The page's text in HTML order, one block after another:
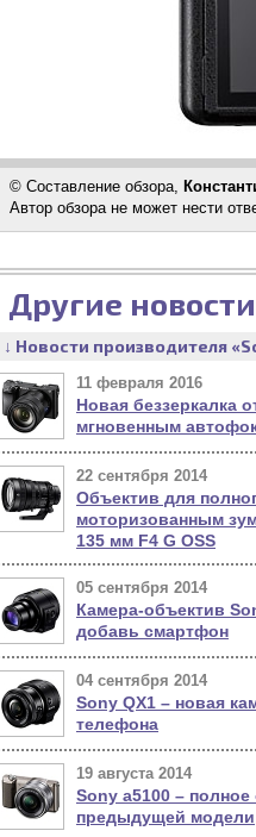
© Составление обзора,
Автор обзора не может нести
Другие
↓ Новости производителя
11 февраля 2016
Новая беззеркалка
мгновенным
22 сентября 2014
Объектив для
моторизованным
135 мм F4 G OSS
05 сентября 2014
Камера-объектив
добавь смартфон
04 сентября 2014
Sony QX1 – новая
телефона
19 августа 2014
Sony a5100 –
предыдущей модели